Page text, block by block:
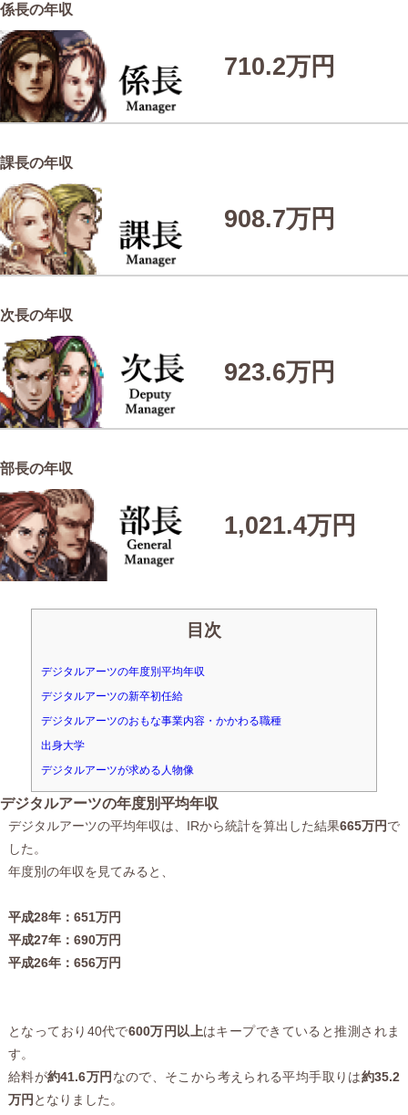
係長の年収
710.2万円
課長の年収
908.7万円
次長の年収
923.6万円
部長の年収
1,021.4万円
目次
デジタルアーツの年度別平均年収
デジタルアーツの新卒初任給
デジタルアーツのおもな事業内容・かかわる職種
出身大学
デジタルアーツが求める人物像
デジタルアーツの年度別平均年収
デジタルアーツの平均年収は、IRから統計を算出した結果665万円で
した。
年度別の年収を見てみると、
平成28年：651万円
平成27年：690万円
平成26年：656万円
となっており40代で600万円以上はキープできていると推測されま
す。
給料が約41.6万円 なので、そこから考えられる平均手取りは約35.2
万円 となりました。